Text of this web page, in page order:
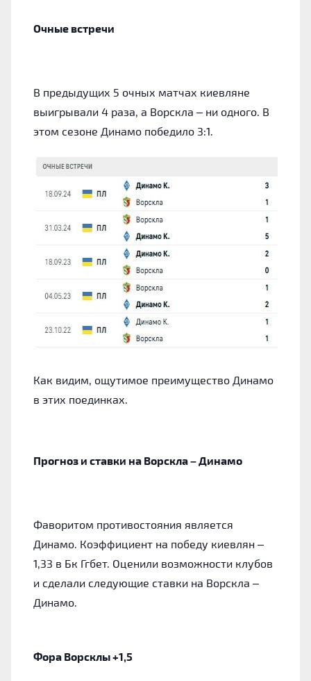
Очные встречи
В предыдущих 5 очных матчах киевляне
выигрывали 4 раза, а Ворскла – ни одного. В
этом сезоне Динамо победило 3:1.
Как видим, ощутимое преимущество Динамо
в этих поединках.
Прогноз и ставки на Ворскла – Динамо
Фаворитом противостояния является
Динамо. Коэффициент на победу киевлян –
1,33 в Бк Ггбет. Оценили возможности клубов
и сделали следующие ставки на Ворскла –
Динамо.
Фора Ворсклы +1,5